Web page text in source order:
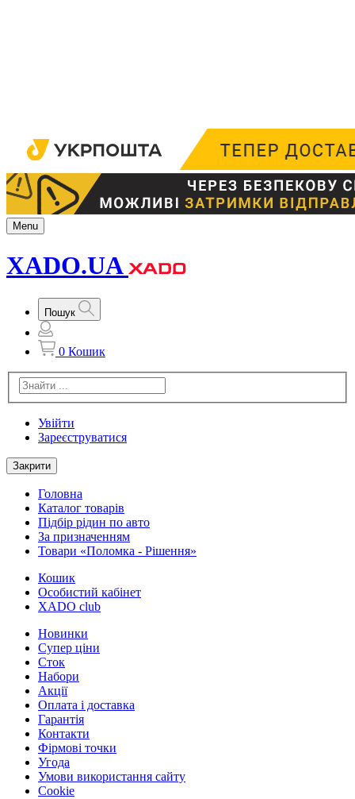
Menu
XADO.UA
Пошук
0 Кошик
Увійти
Зареєструватися
Закрити
Головна
Каталог товарів
Підбір рідин по авто
За призначенням
Товари «Поломка - Рішення»
Кошик
Особистий кабінет
XADO club
Новинки
Cупер ціни
Сток
Набори
Акції
Оплата і доставка
Гарантія
Контакти
Фірмові точки
Угода
Умови використання сайту
Cookie